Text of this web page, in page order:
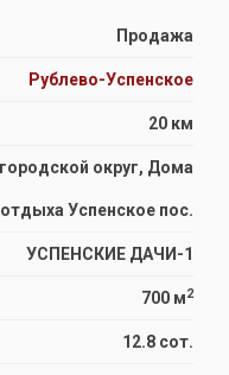
Продажа
Рублево-Успенское
20 км
округ, Дома
отдыха Успенское пос.
УСПЕНСКИЕ ДАЧИ-1
700 м2
12.8 сот.